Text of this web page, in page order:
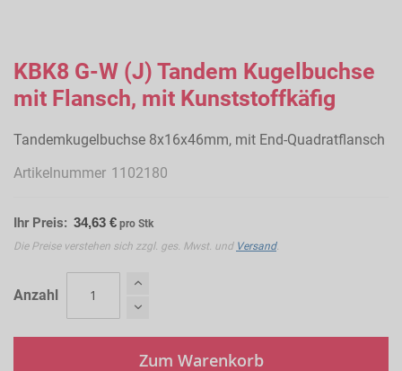
Anfang
der
Bildergalerie
KBK8 G-W (J) Tandem Kugelbuchse
mit Flansch, mit Kunststoffkäfig
Tandemkugelbuchse 8x16x46mm, mit End-Quadratflansch
Artikelnummer 1102180
Ihr Preis: 34,63 € pro Stk
Die Preise verstehen sich zzgl. ges. Mwst. und Versand.
Anzahl
Zum Warenkorb